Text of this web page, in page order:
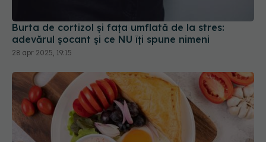
Burta de cortizol și fața umflată de la stres:
adevărul șocant și ce NU îți spune nimeni
28 apr 2025, 19:15